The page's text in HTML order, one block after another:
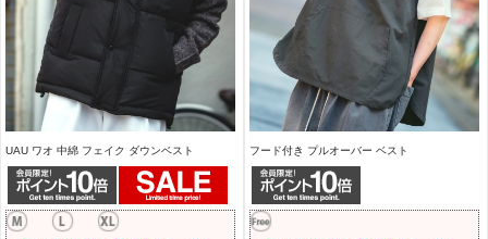
UAU ワオ 中綿 フェイク ダウンベスト フード付き プルオーバー ベスト